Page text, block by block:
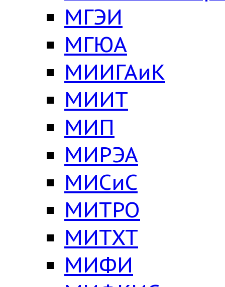
МГЭИ
МГЮА
МИИГАиК
МИИТ
МИП
МИРЭА
МИСиС
МИТРО
МИТХТ
МИФИ